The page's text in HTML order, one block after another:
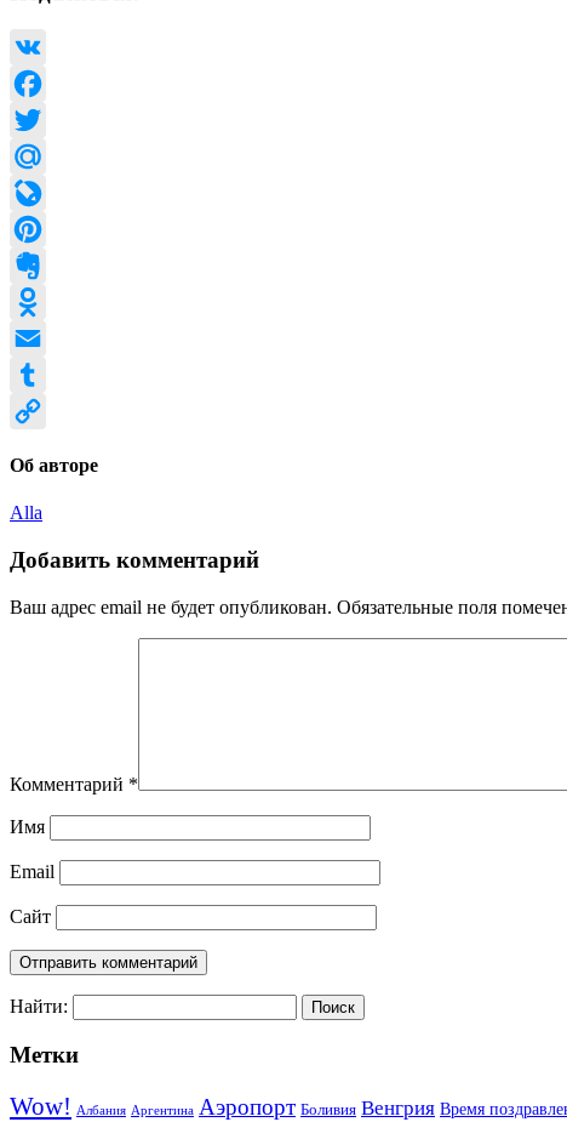
VK
Facebook
Twitter
Mail.Ru
LiveJournal
Pinterest
Evernote
Odnoklassniki
Email
Tumblr
Об авторе
Alla
Добавить комментарий
Ваш адрес email не будет опубликован. Обязательные поля
Комментарий *
Имя
Email
Сайт
Найти:
Метки
Wow! Албания Аргентина Аэропорт Боливия Венгрия Время